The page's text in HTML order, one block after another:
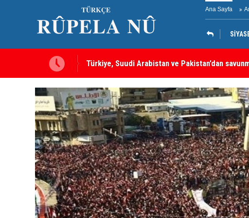
Ana Sayfa
tüm üyelere yapılmış MEI Raporu: Peşmerge, Washington'ın